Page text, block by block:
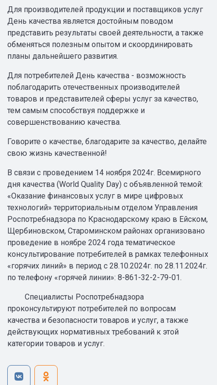
Для производителей продукции и поставщиков услуг
День качества является достойным поводом
представить результаты своей деятельности, а также
обменяться полезным опытом и скоординировать
планы дальнейшего развития.
Для потребителей День качества - возможность
поблагодарить отечественных производителей
товаров и представителей сферы услуг за качество,
тем самым способствуя поддержке и
совершенствованию качества.
Говорите о качестве, благодарите за качество, делайте
свою жизнь качественной!
В связи с проведением 14 ноября 2024г. Всемирного
дня качества (World Quality Day) с объявленной темой:
«Оказание финансовых услуг в мире цифровых
технологий» территориальным отделом Управления
Роспотребнадзора по Краснодарскому краю в Ейском,
Щербиновском, Староминском районах организовано
проведение в ноябре 2024 года тематическое
консультирование потребителей в рамках телефонных
«горячих линий» в период с 28.10.2024г. по 28.11.2024г.
по телефону «горячей линии»: 8-861-32-2-79-01.
Специалисты Роспотребнадзора
проконсультируют потребителей по вопросам
качества и безопасности товаров и услуг, а также
действующих нормативных требований к этой
категории товаров и услуг.